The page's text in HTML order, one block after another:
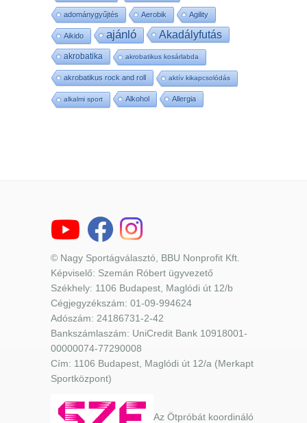
adománygyűjtés Aerobik Agility
Aikido ajánló Akadályfutás
akrobatika akrobatikus kosárlabda
akrobatikus rock and roll aktív kikapcsolódás
alkalmi sport Alkohol Allergia
© Nagy Sportágválasztó, BBU Nonprofit Kft.
Képviselő: Szemán Róbert ügyvezető
Székhely: 1106 Budapest, Maglódi út 12/b
Cégjegyzékszám: 01-09-994624
Adószám: 24186731-2-42
Bankszámlaszám: UniCredit Bank 10918001-
00000074-77290008
Cím: 1106 Budapest, Maglódi út 12/a (Merkapt
Sportközpont)
Az Ötpróbát koordináló